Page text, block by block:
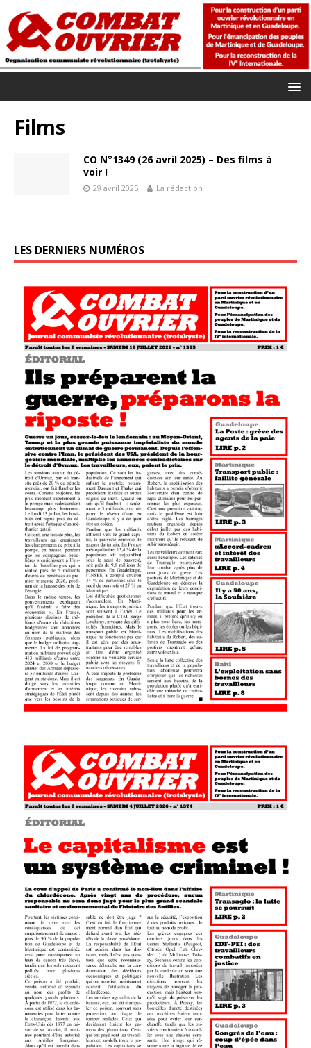
Films
CO N°1349 (26 avril 2025) – Des films à
voir !
29 avril 2025 La rédaction
LES DERNIERS NUMÉROS